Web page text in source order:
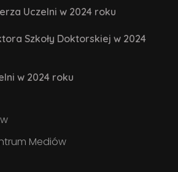
Uczelni w 2024 roku
Szkoły Doktorskiej w 2024
w 2024 roku
Mediów